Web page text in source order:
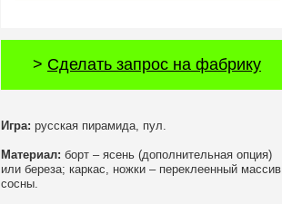
> Сделать запрос на фабрику
Игра: русская пирамида, пул.
Материал: борт – ясень (дополнительная опция)
или береза; каркас, ножки – переклеенный массив
сосны.